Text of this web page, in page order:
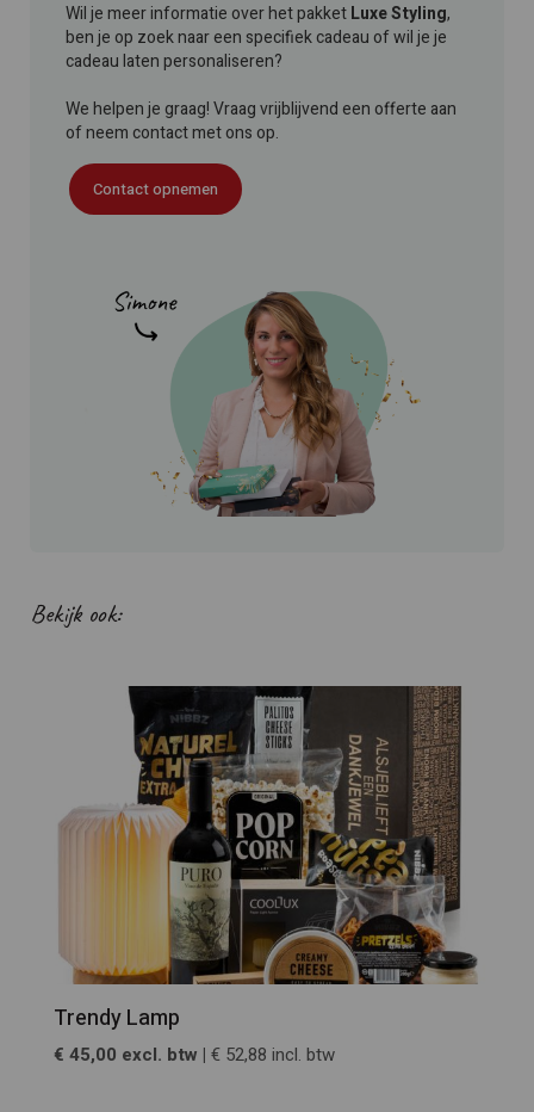
Wil je meer informatie over het pakketLuxe Styling,
ben je op zoek naar een specifiek cadeau of wil je je
cadeau laten personaliseren?
We helpen je graag! Vraag vrijblijvend een offerte aan
of neem contact met ons op.
Contact opnemen
Bekijk ook:
Trendy Lamp
€ 45,00 excl. btw | € 52,88 incl. btw